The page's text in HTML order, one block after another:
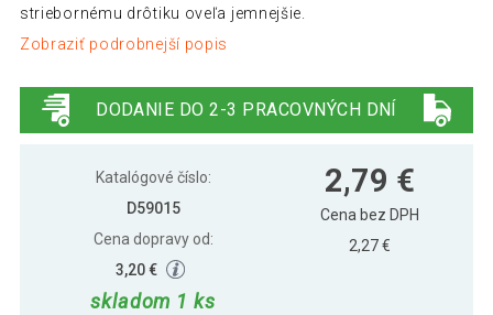
striebornému drôtiku oveľa jemnejšie.
Zobraziť podrobnejší popis
DODANIE DO 2-3 PRACOVNÝCH DNÍ
Katalógové číslo:
D59015
Cena dopravy od:
3,20 €
skladom 1 ks
2,79 €
Cena bez DPH
2,27 €